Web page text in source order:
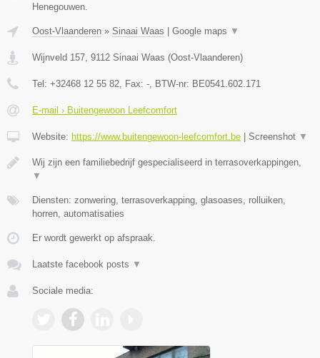
Henegouwen.
Oost-Vlaanderen » Sinaai Waas Google maps ▼
Wijnveld 157, 9112 Sinaai Waas (Oost-Vlaanderen)
Tel: +32468 12 55 82, Fax: -, BTW-nr: BE0541.602.171
E-mail › Buitengewoon Leefcomfort
Website: https://www.buitengewoon-leefcomfort.be Screenshot ▼
Wij zijn een familiebedrijf gespecialiseerd in terrasoverkappingen,
▼
Diensten: zonwering, terrasoverkapping, glasoases, rolluiken,
horren, automatisaties
Er wordt gewerkt op afspraak.
Laatste facebook posts ▼
Sociale media: